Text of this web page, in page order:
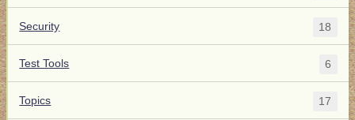
Security 18
Test Tools 6
Topics 17